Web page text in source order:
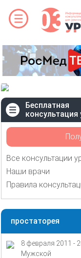
Бесплатная
консультация
Все консультации
Наши врачи
Правила
простаторея
8 февраля 2011 -
Мужской